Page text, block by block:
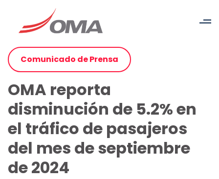
Comunicado de Prensa
OMA reporta
disminución de 5.2% en
el tráfico de pasajeros
del mes de septiembre
de 2024